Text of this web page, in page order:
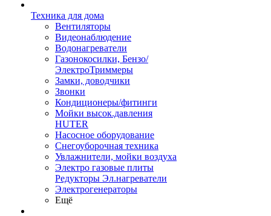
Техника для дома
Вентиляторы
Видеонаблюдение
Водонагреватели
Газонокосилки, Бензо/
ЭлектроТриммеры
Замки, доводчики
Звонки
Кондиционеры/фитинги
Мойки высок.давления
HUTER
Насосное оборудование
Снегоуборочная техника
Увлажнители, мойки воздуха
Электро газовые плиты
Редукторы Эл.нагреватели
Электрогенераторы
Ещё